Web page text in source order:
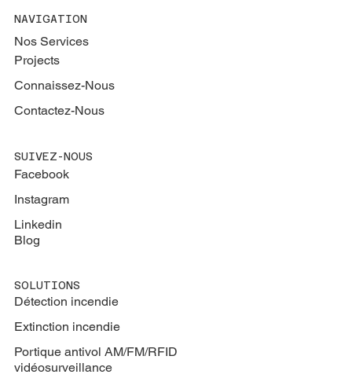
NAVIGATION
Nos Services
Projects
Connaissez-Nous
Contactez-Nous
SUIVEZ-NOUS
Facebook
Instagram
Linkedin
Blog
SOLUTIONS
Détection incendie
Extinction incendie
Portique antivol AM/FM/RFID
vidéosurveillance